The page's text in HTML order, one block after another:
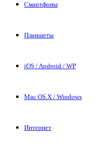
Смартфоны
Планшеты
iOS / Android / WP
Mac OS X / Windows
Интернет